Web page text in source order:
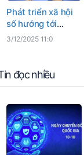
Phát triển xã hội
số hướng tới
người dân và
3/12/2025 11:0
đọc nhiều